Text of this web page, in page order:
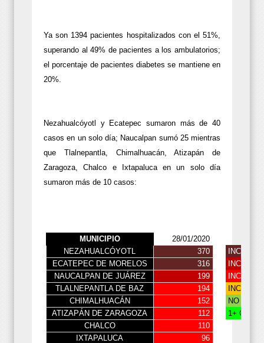
Ya son 1394 pacientes hospitalizados con el 51%,
superando al 49% de pacientes a los ambulatorios;
el porcentaje de pacientes diabetes se mantiene en
20%.
Nezahualcóyotl y Ecatepec sumaron más de 40
casos en un solo día; Naucalpan sumó 25 mientras
que Tlalnepantla, Chimalhuacán, Atizapán de
Zaragoza, Chalco e Ixtapaluca en un solo día
sumaron más de 10 casos:
MUNICIPIO
28/01/2020
NEZAHUALCÓYOTL
370
ECATEPEC DE MORELOS
316
NAUCALPAN DE JUÁREZ
199
TLALNEPANTLA DE BAZ
194
CHIMALHUACÁN
152
NO
ATIZAPÁN DE ZARAGOZA
112
1+
CHALCO
110
IXTAPALUCA
96